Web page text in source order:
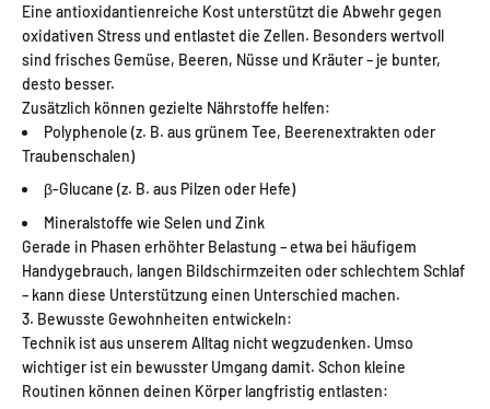
Eine antioxidantienreiche Kost unterstützt die Abwehr gegen
oxidativen Stress und entlastet die Zellen. Besonders wertvoll
sind frisches Gemüse, Beeren, Nüsse und Kräuter – je bunter,
desto besser.
Zusätzlich können gezielte Nährstoffe helfen:
Polyphenole (z. B. aus grünem Tee, Beerenextrakten oder
Traubenschalen)
β-Glucane (z. B. aus Pilzen oder Hefe)
Mineralstoffe wie Selen und Zink
Gerade in Phasen erhöhter Belastung – etwa bei häufigem
Handygebrauch, langen Bildschirmzeiten oder schlechtem Schlaf
– kann diese Unterstützung einen Unterschied machen.
3. Bewusste Gewohnheiten entwickeln:
Technik ist aus unserem Alltag nicht wegzudenken. Umso
wichtiger ist ein bewusster Umgang damit. Schon kleine
Routinen können deinen Körper langfristig entlasten: